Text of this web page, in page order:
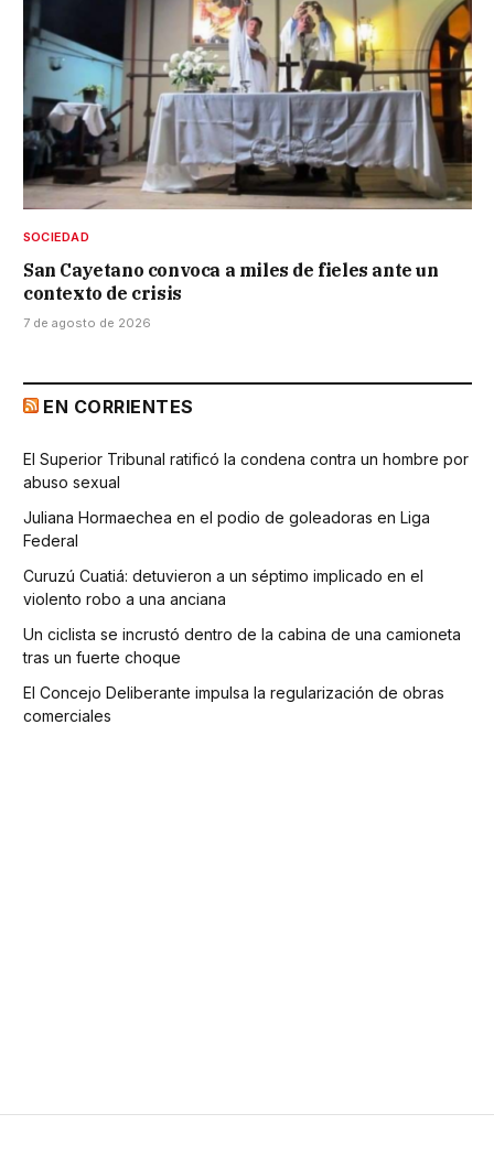
SOCIEDAD
San Cayetano convoca a miles de fieles ante un
contexto de crisis
7 de agosto de 2026
EN CORRIENTES
El Superior Tribunal ratificó la condena contra un hombre por
abuso sexual
Juliana Hormaechea en el podio de goleadoras en Liga
Federal
Curuzú Cuatiá: detuvieron a un séptimo implicado en el
violento robo a una anciana
Un ciclista se incrustó dentro de la cabina de una camioneta
tras un fuerte choque
El Concejo Deliberante impulsa la regularización de obras
comerciales